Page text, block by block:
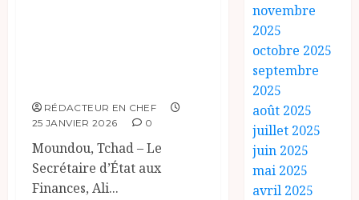
RÉDACTEUR EN CHEF
25 JANVIER 2026
0
Moundou, Tchad – Le
Secrétaire d’État aux
Finances, Ali...
novembre
2025
octobre 2025
septembre
2025
août 2025
juillet 2025
juin 2025
mai 2025
avril 2025